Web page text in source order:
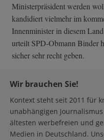
Ministerpräsident werden
kandidiert vielmehr im
Innenminister in diesem
urteilt SPD-Obmann Binder
sicher sehr recht geben.
Wir brauchen Sie!
Kontext steht seit 2011 für
unabhängigen
ältesten werbefreien und
Medien in Deutschland.